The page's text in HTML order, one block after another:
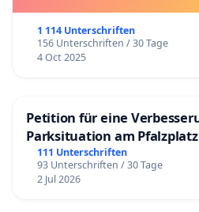
1 114 Unterschriften
156 Unterschriften / 30 Tage
4 Oct 2025
Petition für eine
Parksituation am
111 Unterschriften
93 Unterschriften / 30 Tage
2 Jul 2026